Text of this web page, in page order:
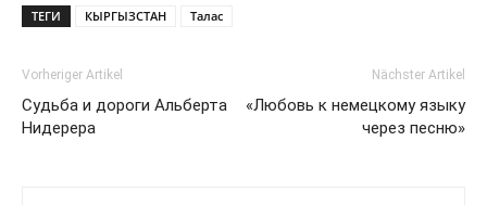
ТЕГИ КЫРГЫЗСТАН Талас
Vorheriger Artikel
Судьба и дороги Альберта
Нидерера
Nächster Artikel
«Любовь к немецкому языку
через песню»